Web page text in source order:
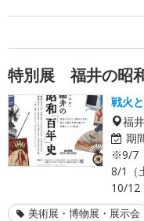
特別展 福井の昭
戦火
福
期
※9/7
8/1（
10/12
美術展・博物展・展示会